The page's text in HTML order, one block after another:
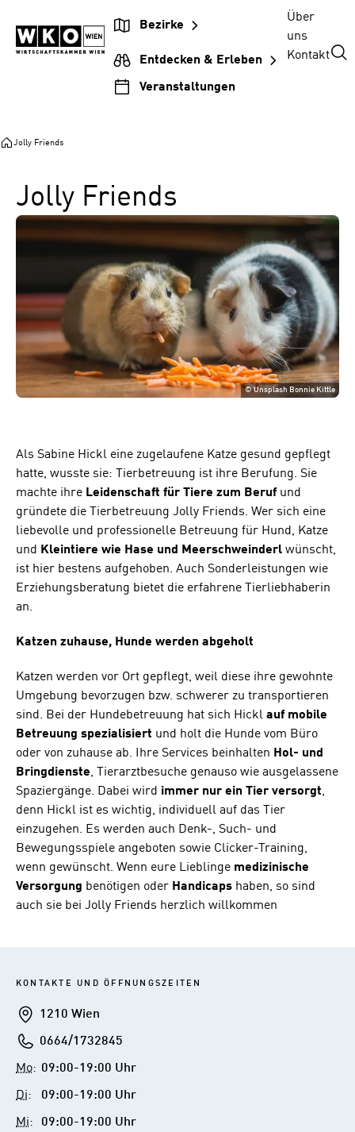
Inhalt
springen
Hauptnavigation
springen
Footer
springen
Bezirke
Entdecken & Erleben
Veranstaltungen
Über
uns
Kontakt
Jolly Friends
Jolly Friends
©Unsplash Bonnie Kittle
Als Sabine Hickl eine zugelaufene Katze gesund gepflegt
hatte, wusste sie: Tierbetreuung ist ihre Berufung. Sie
machte ihre Leidenschaft für Tiere zum Beruf und
gründete die Tierbetreuung Jolly Friends. Wer sich eine
liebevolle und professionelle Betreuung für Hund, Katze
und Kleintiere wie Hase und Meerschweinderl wünscht,
ist hier bestens aufgehoben. Auch Sonderleistungen wie
Erziehungsberatung bietet die erfahrene Tierliebhaberin
an.
Katzen zuhause, Hunde werden abgeholt
Katzen werden vor Ort gepflegt, weil diese ihre gewohnte
Umgebung bevorzugen bzw. schwerer zu transportieren
sind. Bei der Hundebetreuung hat sich Hickl auf mobile
Betreuung spezialisiert und holt die Hunde vom Büro
oder von zuhause ab. Ihre Services beinhalten Hol- und
Bringdienste, Tierarztbesuche genauso wie ausgelassene
Spaziergänge. Dabei wird immer nur ein Tier versorgt,
denn Hickl ist es wichtig, individuell auf das Tier
einzugehen. Es werden auch Denk-, Such- und
Bewegungsspiele angeboten sowie Clicker-Training,
wenn gewünscht. Wenn eure Lieblinge medizinische
Versorgung benötigen oder Handicaps haben, so sind
auch sie bei Jolly Friends herzlich willkommen
KONTAKTE UND ÖFFNUNGSZEITEN
Addresse
1210 Wien
Telefon0664/1732845
Mo: 09:00-19:00 Uhr
Di: 09:00-19:00 Uhr
Mi: 09:00-19:00 Uhr